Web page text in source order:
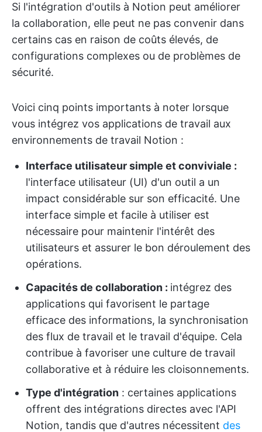
Si l'intégration d'outils à Notion peut améliorer
la collaboration, elle peut ne pas convenir dans
certains cas en raison de coûts élevés, de
configurations complexes ou de problèmes de
sécurité.
Voici cinq points importants à noter lorsque
vous intégrez vos applications de travail aux
environnements de travail Notion :
Interface utilisateur simple et conviviale :
l'interface utilisateur (UI) d'un outil a un
impact considérable sur son efficacité. Une
interface simple et facile à utiliser est
nécessaire pour maintenir l'intérêt des
utilisateurs et assurer le bon déroulement des
opérations.
Capacités de collaboration : intégrez des
applications qui favorisent le partage
efficace des informations, la synchronisation
des flux de travail et le travail d'équipe. Cela
contribue à favoriser une culture de travail
collaborative et à réduire les cloisonnements.
Type d'intégration : certaines applications
offrent des intégrations directes avec l'API
Notion, tandis que d'autres nécessitent des